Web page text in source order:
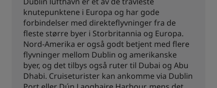
knutepunktene i Europa og har gode
forbindelser med direkteflyvninger fra de
fleste større byer i Storbritannia og Europa.
Nord-Amerika er også godt betjent med flere
flyvninger mellom Dublin og amerikanske
byer, og det tilbys også ruter til Dubai og Abu
Dhabi. Cruiseturister kan ankomme via Dublin